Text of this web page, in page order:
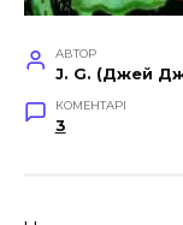
АВТОР
J. G. (Джей
КОМЕНТАРІ
3